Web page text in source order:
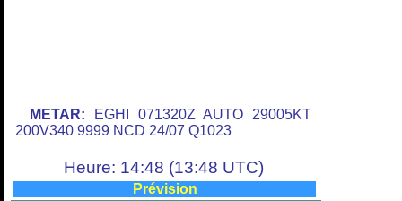
METAR: EGHI 071320Z AUTO 29005KT
200V340 9999 NCD 24/07 Q1023
Heure: 14:48 (13:48 UTC)
Prévision